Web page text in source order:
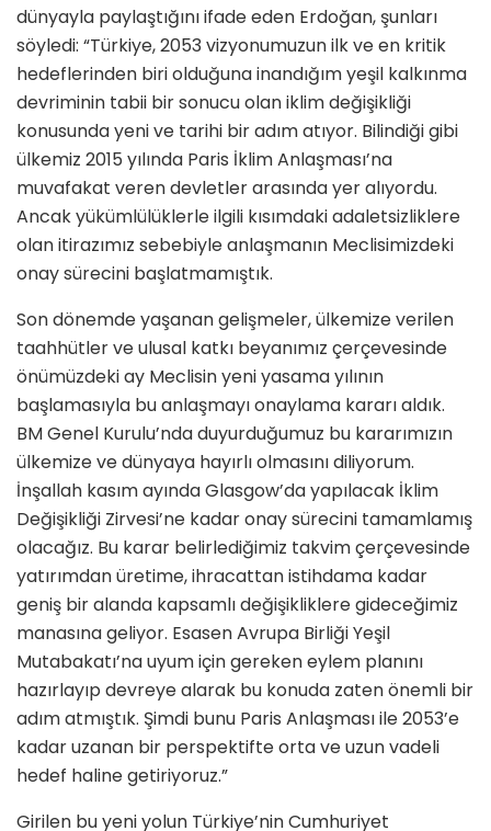
dünyayla paylaştığını ifade eden Erdoğan, şunları
söyledi: “Türkiye, 2053 vizyonumuzun ilk ve en kritik
hedeflerinden biri olduğuna inandığım yeşil kalkınma
devriminin tabii bir sonucu olan iklim değişikliği
konusunda yeni ve tarihi bir adım atıyor. Bilindiği gibi
ülkemiz 2015 yılında Paris İklim Anlaşması’na
muvafakat veren devletler arasında yer alıyordu.
Ancak yükümlülüklerle ilgili kısımdaki adaletsizliklere
olan itirazımız sebebiyle anlaşmanın Meclisimizdeki
onay sürecini başlatmamıştık.
Son dönemde yaşanan gelişmeler, ülkemize verilen
taahhütler ve ulusal katkı beyanımız çerçevesinde
önümüzdeki ay Meclisin yeni yasama yılının
başlamasıyla bu anlaşmayı onaylama kararı aldık.
BM Genel Kurulu’nda duyurduğumuz bu kararımızın
ülkemize ve dünyaya hayırlı olmasını diliyorum.
İnşallah kasım ayında Glasgow’da yapılacak İklim
Değişikliği Zirvesi’ne kadar onay sürecini tamamlamış
olacağız. Bu karar belirlediğimiz takvim çerçevesinde
yatırımdan üretime, ihracattan istihdama kadar
geniş bir alanda kapsamlı değişikliklere gideceğimiz
manasına geliyor. Esasen Avrupa Birliği Yeşil
Mutabakatı’na uyum için gereken eylem planını
hazırlayıp devreye alarak bu konuda zaten önemli bir
adım atmıştık. Şimdi bunu Paris Anlaşması ile 2053’e
kadar uzanan bir perspektifte orta ve uzun vadeli
hedef haline getiriyoruz.”
Girilen bu yeni yolun Türkiye’nin Cumhuriyet